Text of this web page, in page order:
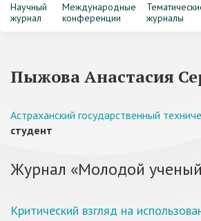
Научный
журнал
Международные
конференции
журналы
Пыжова Анастасия
Астраханский государственный
студент
Журнал «Молодой
Критический взгляд на